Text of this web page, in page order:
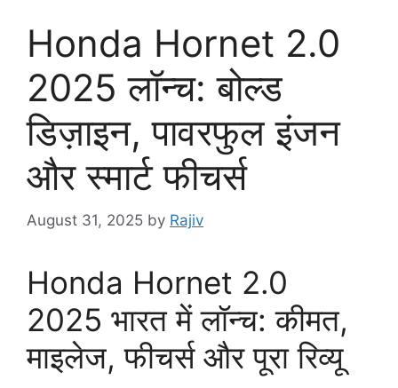
Honda Hornet 2.0
2025 लॉन्च: बोल्ड
डिज़ाइन, पावरफुल इंजन
और स्मार्ट फीचर्स
August 31, 2025 by Rajiv
Honda Hornet 2.0
2025 भारत में लॉन्च: कीमत,
माइलेज, फीचर्स और पूरा रिव्यू